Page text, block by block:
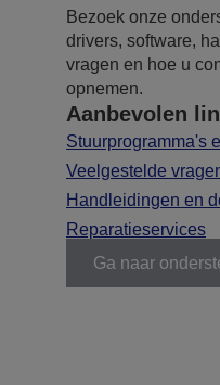
Bezoek onze
drivers, software,
vragen en hoe u
opnemen.
Aanbevolen
Stuurprogramma's
Veelgestelde
Handleidingen en
Reparatieservices
Ga naar